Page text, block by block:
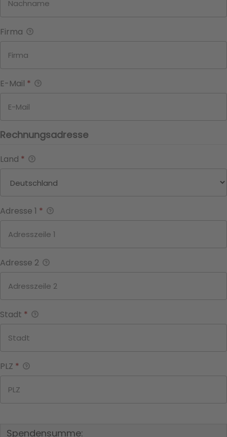
Firma
E-Mail *
Rechnungsadresse
Land *
Adresse 1 *
Adresse 2
Stadt *
PLZ *
Spendensumme: